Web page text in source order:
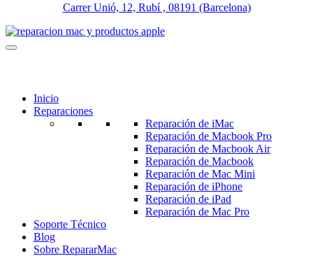
Carrer Unió, 12, Rubí , 08191 (Barcelona)
Inicio
Reparaciones
Reparación de iMac
Reparación de Macbook Pro
Reparación de Macbook Air
Reparación de Macbook
Reparación de Mac Mini
Reparación de iPhone
Reparación de iPad
Reparación de Mac Pro
Soporte Técnico
Blog
Sobre RepararMac